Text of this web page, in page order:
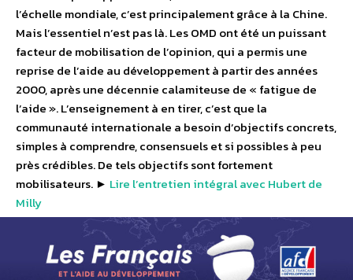
l’échelle mondiale, c’est principalement grâce à la Chine.
Mais l’essentiel n’est pas là. Les OMD ont été un puissant
facteur de mobilisation de l’opinion, qui a permis une
reprise de l’aide au développement à partir des années
2000, après une décennie calamiteuse de « fatigue de
l’aide ». L’enseignement à en tirer, c’est que la
communauté internationale a besoin d’objectifs concrets,
simples à comprendre, consensuels et si possibles à peu
près crédibles. De tels objectifs sont fortement
mobilisateurs. ► Lire l’entretien intégral avec Hubert de
Milly